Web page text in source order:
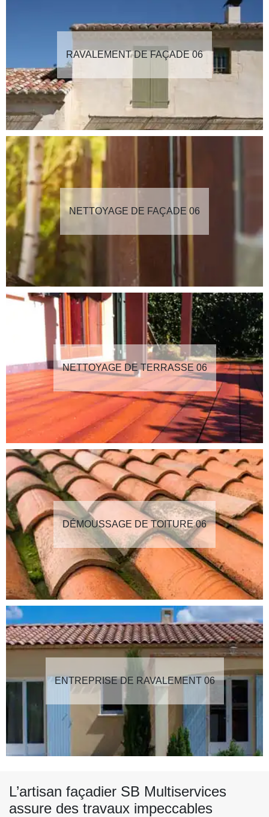
RAVALEMENT DE FAÇADE 06
NETTOYAGE DE FAÇADE 06
NETTOYAGE DE TERRASSE 06
DÉMOUSSAGE DE TOITURE 06
ENTREPRISE DE RAVALEMENT 06
L’artisan façadier SB Multiservices
assure des travaux impeccables